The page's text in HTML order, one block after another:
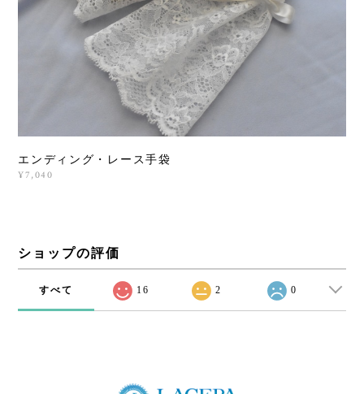
エンディング・レース手袋
¥7,040
ショップの評価
すべて 16 2 0